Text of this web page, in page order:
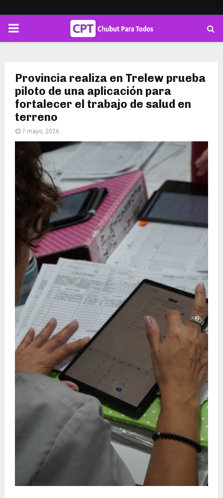
PRIMARY
Provincia realiza en Trelew prueba
piloto de una aplicación para
fortalecer el trabajo de salud en
terreno
7 mayo, 2026